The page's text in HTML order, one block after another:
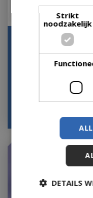
Rotan eetkamerstoel
metaal ijzer Van der
Strikt
noodzakelijk
DETAILS